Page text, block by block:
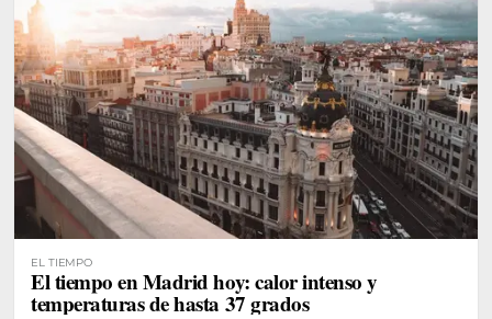
EL TIEMPO
El tiempo en Madrid hoy: calor intenso y
temperaturas de hasta 37 grados